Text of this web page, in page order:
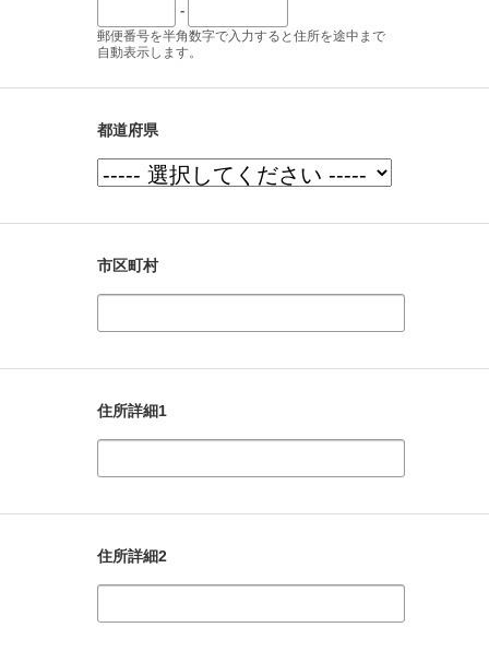
-
郵便番号を半角数字で入力すると住所を途中まで
自動表示します。
都道府県
市区町村
住所詳細1
住所詳細2